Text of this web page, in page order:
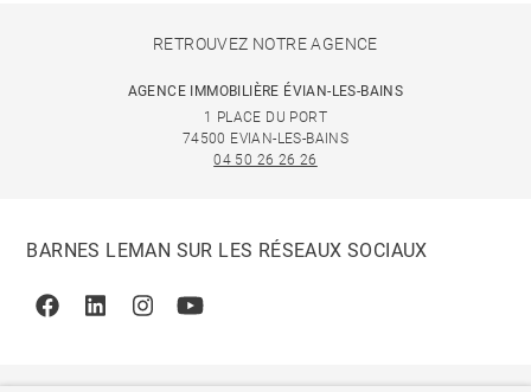
RETROUVEZ NOTRE AGENCE
AGENCE IMMOBILIÈRE ÉVIAN-LES-BAINS
1 PLACE DU PORT
74500 EVIAN-LES-BAINS
04 50 26 26 26
BARNES LEMAN SUR LES RÉSEAUX SOCIAUX
FacebookLinkedinInstagramYoutube